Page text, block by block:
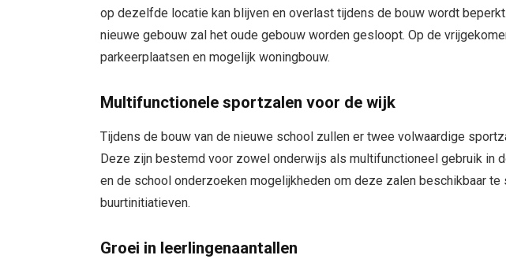
op dezelfde locatie kan blijven en overlast tijdens de bouw wordt
nieuwe gebouw zal het oude gebouw worden gesloopt. Op de
parkeerplaatsen en mogelijk woningbouw.
Multifunctionele sportzalen voor de wijk
Tijdens de bouw van de nieuwe school zullen er twee volwaardige
Deze zijn bestemd voor zowel onderwijs als multifunctioneel gebruik in
en de school onderzoeken mogelijkheden om deze zalen beschikbaar
buurtinitiatieven.
Groei in leerlingenaantallen